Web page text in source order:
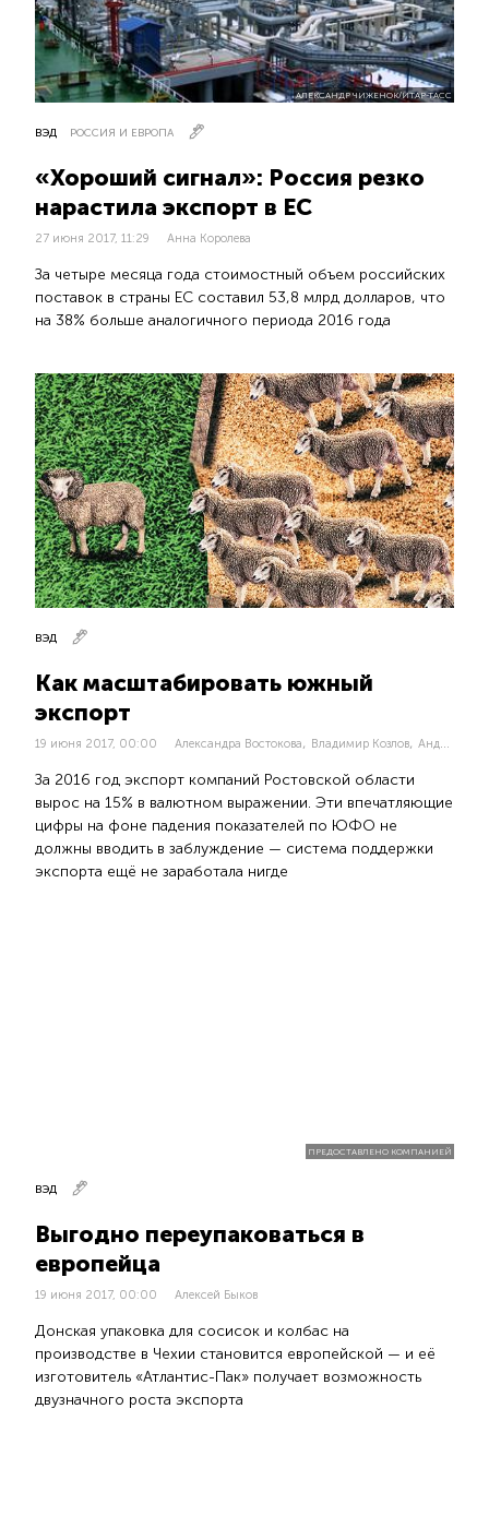
АЛЕКСАНДР ЧИЖЕНОК/ИТАР-ТАСС
ВЭД РОССИЯ И ЕВРОПА
«Хороший сигнал»: Россия резко
нарастила экспорт в ЕС
27 июня 2017, 11:29 Анна Королева
За четыре месяца года стоимостный объем российских
поставок в страны ЕС составил 53,8 млрд долларов, что
на 38% больше аналогичного периода 2016 года
ВЭД
Как масштабировать южный
экспорт
19 июня 2017, 00:00 Александра Востокова, Владимир Козлов, Андрей Чумичев
За 2016 год экспорт компаний Ростовской области
вырос на 15% в валютном выражении. Эти впечатляющие
цифры на фоне падения показателей по ЮФО не
должны вводить в заблуждение — система поддержки
экспорта ещё не заработала нигде
ПРЕДОСТАВЛЕНО КОМПАНИЕЙ
ВЭД
Выгодно переупаковаться в
европейца
19 июня 2017, 00:00 Алексей Быков
Донская упаковка для сосисок и колбас на
производстве в Чехии становится европейской — и её
изготовитель «Атлантис-Пак» получает возможность
двузначного роста экспорта